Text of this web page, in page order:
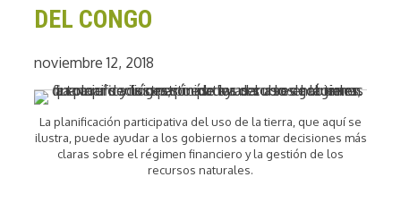
DEL CONGO
noviembre 12, 2018
La planificación participativa del uso de la tierra, que aquí se
ilustra, puede ayudar a los gobiernos a tomar decisiones más
claras sobre el régimen financiero y la gestión de los
recursos naturales.